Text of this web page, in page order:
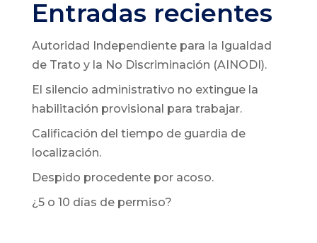
Entradas recientes
Autoridad Independiente para la Igualdad
de Trato y la No Discriminación (AINODI).
El silencio administrativo no extingue la
habilitación provisional para trabajar.
Calificación del tiempo de guardia de
localización.
Despido procedente por acoso.
¿5 o 10 días de permiso?